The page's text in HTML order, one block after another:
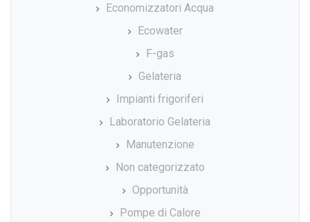
Economizzatori Acqua
Ecowater
F-gas
Gelateria
Impianti frigoriferi
Laboratorio Gelateria
Manutenzione
Non categorizzato
Opportunità
Pompe di Calore